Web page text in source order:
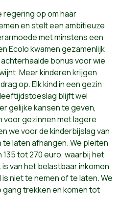
op om haar
en stelt een ambitieuze
met minstens een
Ecolo kwamen gezamenlijk
bonus voor wie
Meer kinderen krijgen
op. Elk kind in een gezin
blijft wel
gelijke kansen te geven,
voor gezinnen met lagere
we voor de kinderbijslag van
laten afhangen. We pleiten
tot 270 euro, waarbij het
van het belastbaar inkomen
niet te nemen of te laten. We
gang trekken en komen tot